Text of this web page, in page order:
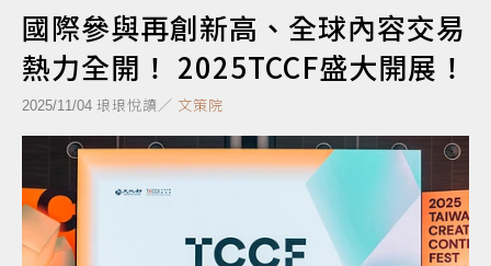
國際參與再創新高、全球內容交易
熱力全開！ 2025TCCF盛大開展！
2025/11/04 琅琅悅讀／ 文策院